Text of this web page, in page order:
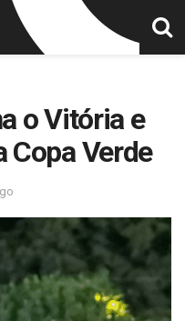
o Vitória e
Copa Verde